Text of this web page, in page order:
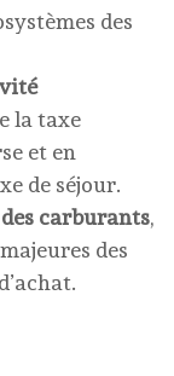
des
la taxe
et en
de séjour.
carburants,
des